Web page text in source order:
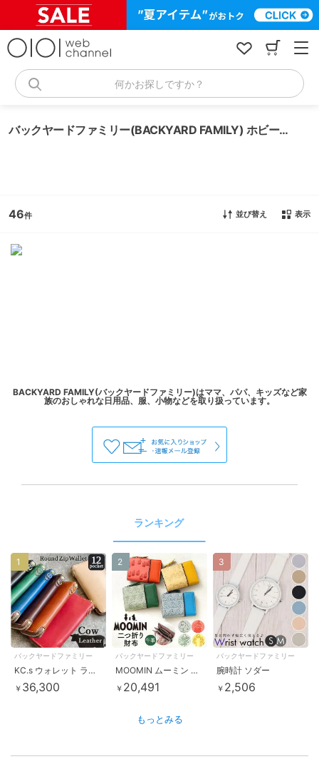
何かお探しですか？
バックヤードファミリー(BACKYARD FAMILY) ホビー・ゲーム
46 並び替え 表示
BACKYARD FAMILY(バックヤードファミリー)はママ、パパ、キッズなど家
ランキング
バックヤードファミリー
KC.s ウォレット ラウンドジップ2 カウハイド
￥ 36,300
1
バックヤードファミリー
MOOMIN ムーミン 二つ折り財布
￥ 20,491
2
バックヤードファミリー
腕時計 ソダー
￥ 2,506
3
もっとみる